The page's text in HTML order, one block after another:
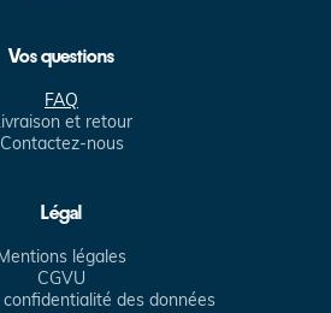
Vos questions
FAQ
et retour
Contactez-nous
Légal
légales
CGVU
des données